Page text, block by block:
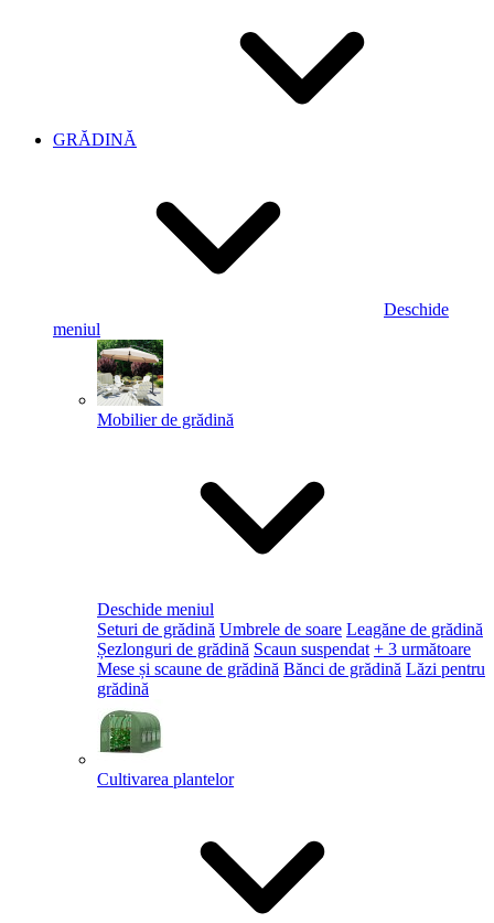
GRĂDINĂ
Deschide
meniul
Mobilier de grădină
Deschide meniul
Seturi de grădină Umbrele de soare Leagăne de grădină
Șezlonguri de grădină Scaun suspendat + 3 următoare
Mese și scaune de grădină Bănci de grădină Lăzi pentru
grădină
Cultivarea plantelor